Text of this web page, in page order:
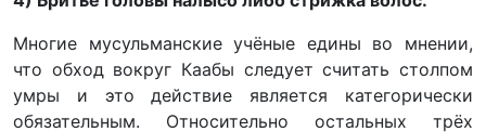
Многие мусульманские учёные едины во мнении,
что обход вокруг Каабы следует считать столпом
умры и это действие является категорически
обязательным. Относительно остальных трёх